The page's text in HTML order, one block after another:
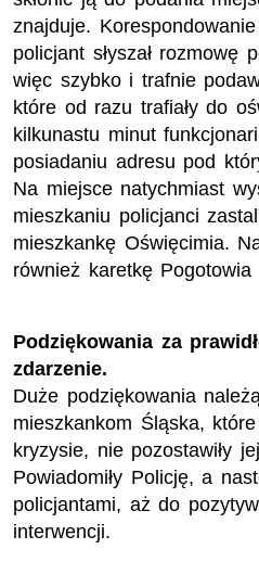
znajduje. Korespondowanie
policjant słyszał rozmowę
więc szybko i trafnie
które od razu trafiały do
kilkunastu minut
posiadaniu adresu pod
Na miejsce natychmiast
mieszkaniu policjanci
mieszkankę Oświęcimia.
również karetkę
Podziękowania za
zdarzenie.
Duże podziękowania
mieszkankom Śląska,
kryzysie, nie pozostawiły
Powiadomiły Policję, a
policjantami, aż do
interwencji.